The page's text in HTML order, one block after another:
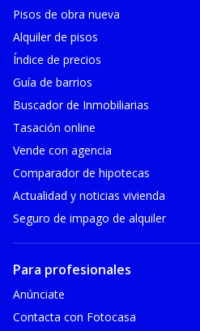
Pisos de obra nueva
Alquiler de pisos
Índice de precios
Guía de barrios
Buscador de Inmobiliarias
Tasación online
Vende con agencia
Comparador de hipotecas
Actualidad y noticias vivienda
Seguro de impago de alquiler
Para profesionales
Anúnciate
Contacta con Fotocasa